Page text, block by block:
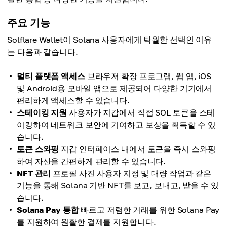
주요 기능
Solflare Wallet이 Solana 사용자에게 탁월한 선택인 이유
는 다음과 같습니다.
멀티 플랫폼 액세스브라우저 확장 프로그램, 웹 앱, iOS
및 Android용 모바일 앱으로 제공되어 다양한 기기에서
편리하게 액세스할 수 있습니다.
스테이킹 지원 사용자가 지갑에서 직접 SOL 토큰을 스테
이킹하여 네트워크 보안에 기여하고 보상을 획득할 수 있
습니다.
토큰 스와핑 지갑 인터페이스 내에서 토큰을 즉시 스와핑
하여 자산을 간편하게 관리할 수 있습니다.
NFT 관리 프로필 사진 사용자 지정 및 대량 작업과 같은
기능을 통해 Solana 기반 NFT를 보고, 보내고, 받을 수 있
습니다.
Solana Pay 통합빠르고 저렴한 거래를 위한 Solana Pay
를 지원하여 원활한 결제를 지원합니다.